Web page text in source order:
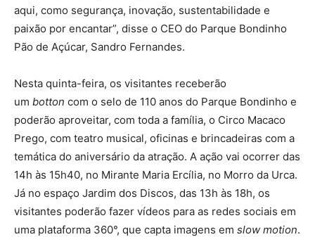
aqui, como segurança, inovação, sustentabilidade e
paixão por encantar”, disse o CEO do Parque Bondinho
Pão de Açúcar, Sandro Fernandes.
Nesta quinta-feira, os visitantes receberão
um botton com o selo de 110 anos do Parque Bondinho e
poderão aproveitar, com toda a família, o Circo Macaco
Prego, com teatro musical, oficinas e brincadeiras com a
temática do aniversário da atração. A ação vai ocorrer das
14h às 15h40, no Mirante Maria Ercília, no Morro da Urca.
Já no espaço Jardim dos Discos, das 13h às 18h, os
visitantes poderão fazer vídeos para as redes sociais em
uma plataforma 360°, que capta imagens em slow motion.